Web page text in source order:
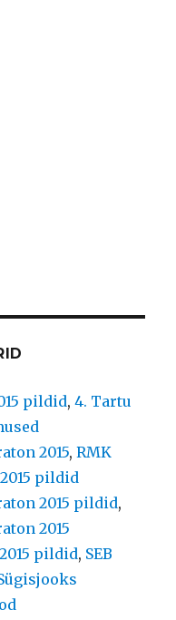
pildid,4. Tartu
2015,RMK
pildid
2015 pildid,
2015
pildid, SEB